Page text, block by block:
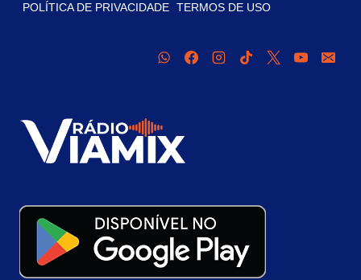
POLÍTICA DE PRIVACIDADE TERMOS DE USO